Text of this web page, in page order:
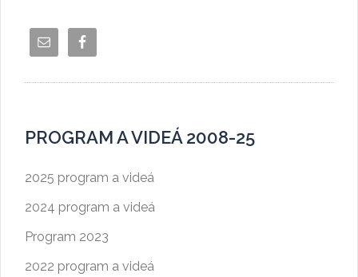
PROGRAM A VIDEÁ 2008-25
2025 program a videá
2024 program a videá
Program 2023
2022 program a videá